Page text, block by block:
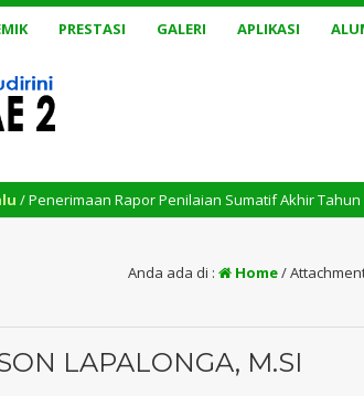
PRESTASI GALERI APLIKASI
Rapor Penilaian Sumatif Akhir Tahun : Sabtu, 20
Anda ada di : Home/
LAPALONGA, M.SI